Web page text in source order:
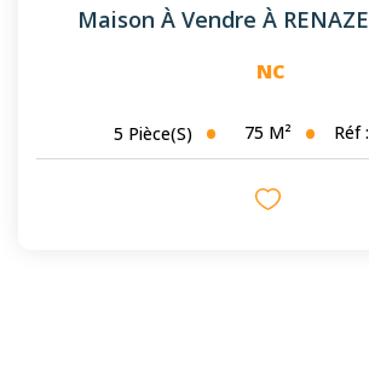
Maison À Vendre À RENAZE
NC
5 Pièce(s) 75 M² Réf :